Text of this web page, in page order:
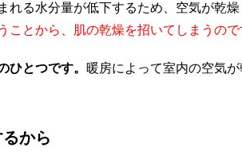
る水分量が低下するため、空気が乾燥
とから、肌の乾燥を招いてしまうので
ひとつです。 暖房によって室内の空気
から